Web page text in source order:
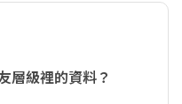
層級裡的資料？